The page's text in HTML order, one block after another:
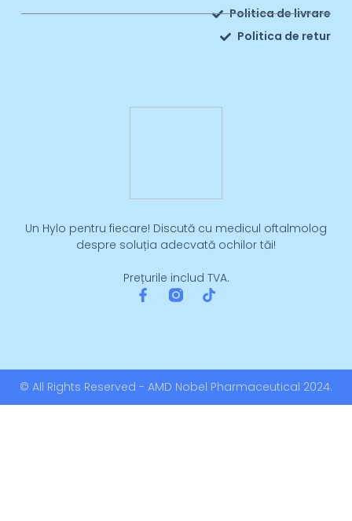
Un Hylo pentru fiecare! Discută cu medicul oftalmolog
despre soluția adecvată ochilor tăi!
Prețurile includ TVA.
Politica de livrare
Politica de retur
© All Rights Reserved - AMD Nobel Pharmaceutical 2024.